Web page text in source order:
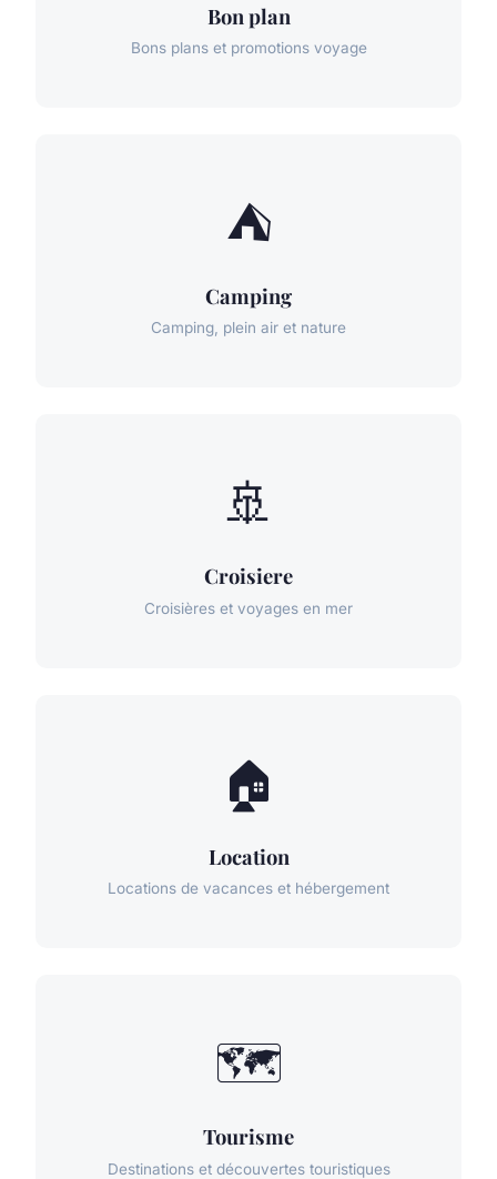
Bon plan
Bons plans et promotions voyage
⛺
Camping
Camping, plein air et nature
🚢
Croisiere
Croisières et voyages en mer
🏠
Location
Locations de vacances et hébergement
🗺️
Tourisme
Destinations et découvertes touristiques